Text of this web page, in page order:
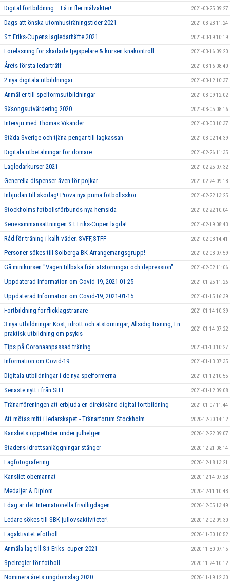
Digital fortbildning – Få in fler målvakter! 2021-03-25 09:27
Dags att önska utomhusträningstider 2021 2021-03-23 11:24
S:t Eriks-Cupens lagledarhäfte 2021 2021-03-19 10:19
Föreläsning för skadade tjejspelare & kursen knäkontroll 2021-03-16 09:20
Årets första ledarträff 2021-03-16 08:40
2 nya digitala utbildningar 2021-03-12 10:37
Anmäl er till spelformsutbildningar 2021-03-09 12:02
Säsongsutvärdering 2020 2021-03-05 08:16
Intervju med Thomas Vikander 2021-03-03 10:37
Städa Sverige och tjäna pengar till lagkassan 2021-03-02 14:39
Digitala utbetalningar för domare 2021-02-26 11:35
Lagledarkurser 2021 2021-02-25 07:32
Generella dispenser även för pojkar 2021-02-24 09:18
Inbjudan till skodag! Prova nya puma fotbollsskor. 2021-02-22 13:25
Stockholms fotbollsförbunds nya hemsida 2021-02-22 10:04
Seriesammansättningen S:t Eriks-Cupen lagda! 2021-02-19 08:43
Råd för träning i kallt väder. SVFF,STFF 2021-02-03 14:41
Personer sökes till Solberga BK Arrangemangsgrupp! 2021-02-03 07:59
Gå minikursen "Vägen tillbaka från ätstörningar och depression" 2021-02-02 11:06
Uppdaterad Information om Covid-19, 2021-01-25 2021-01-25 11:26
Uppdaterad Information om Covid-19, 2021-01-15 2021-01-15 16:39
Fortbildning för flicklagstränare 2021-01-14 10:39
3 nya utbildningar Kost, idrott och ätstörningar, Allsidig träning, En
praktisk utbildning om psykis
2021-01-14 07:22
Tips på Coronaanpassad träning 2021-01-13 10:27
Information om Covid-19 2021-01-13 07:35
Digitala utbildningar i de nya spelformerna 2021-01-12 10:55
Senaste nytt i från StFF 2021-01-12 09:08
Tränarföreningen att erbjuda en direktsänd digital fortbildning 2021-01-07 11:44
Att mötas mitt i ledarskapet - Tränarforum Stockholm 2020-12-30 14:12
Kansliets öppettider under julhelgen 2020-12-22 09:07
Stadens idrottsanläggningar stänger 2020-12-21 08:14
Lagfotografering 2020-12-18 13:21
Kansliet obemannat 2020-12-14 07:28
Medaljer & Diplom 2020-12-11 10:43
I dag är det Internationella frivilligdagen. 2020-12-05 13:49
Ledare sökes till SBK jullovsaktiviteter! 2020-12-02 09:30
Lagaktivitet efotboll 2020-11-30 10:52
Anmäla lag till S:t Eriks -cupen 2021 2020-11-30 07:15
Spelregler för fotboll 2020-11-24 10:12
Nominera årets ungdomslag 2020 2020-11-19 12:30